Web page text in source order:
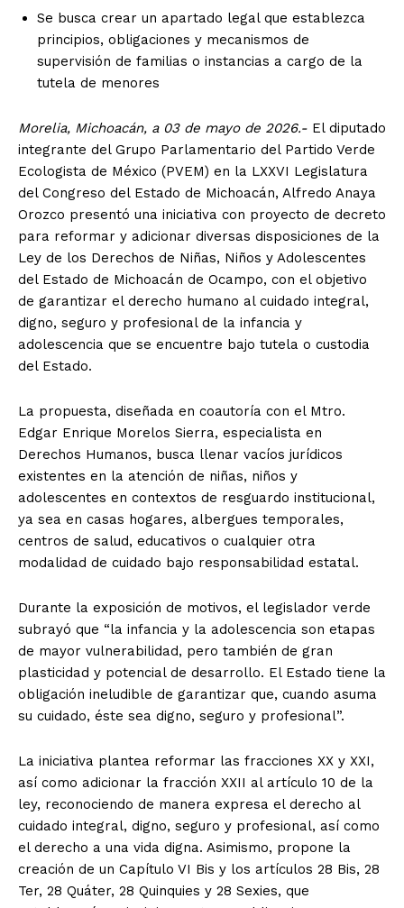
Se busca crear un apartado legal que establezca
principios, obligaciones y mecanismos de
supervisión de familias o instancias a cargo de la
tutela de menores
Morelia, Michoacán, a 03 de mayo de 2026.- El diputado
integrante del Grupo Parlamentario del Partido Verde
Ecologista de México (PVEM) en la LXXVI Legislatura
del Congreso del Estado de Michoacán, Alfredo Anaya
Orozco presentó una iniciativa con proyecto de decreto
para reformar y adicionar diversas disposiciones de la
Ley de los Derechos de Niñas, Niños y Adolescentes
del Estado de Michoacán de Ocampo, con el objetivo
de garantizar el derecho humano al cuidado integral,
digno, seguro y profesional de la infancia y
adolescencia que se encuentre bajo tutela o custodia
del Estado.
La propuesta, diseñada en coautoría con el Mtro.
Edgar Enrique Morelos Sierra, especialista en
Derechos Humanos, busca llenar vacíos jurídicos
existentes en la atención de niñas, niños y
adolescentes en contextos de resguardo institucional,
ya sea en casas hogares, albergues temporales,
centros de salud, educativos o cualquier otra
modalidad de cuidado bajo responsabilidad estatal.
Durante la exposición de motivos, el legislador verde
subrayó que “la infancia y la adolescencia son etapas
de mayor vulnerabilidad, pero también de gran
plasticidad y potencial de desarrollo. El Estado tiene la
obligación ineludible de garantizar que, cuando asuma
su cuidado, éste sea digno, seguro y profesional”.
La iniciativa plantea reformar las fracciones XX y XXI,
así como adicionar la fracción XXII al artículo 10 de la
ley, reconociendo de manera expresa el derecho al
cuidado integral, digno, seguro y profesional, así como
el derecho a una vida digna. Asimismo, propone la
creación de un Capítulo VI Bis y los artículos 28 Bis, 28
Ter, 28 Quáter, 28 Quinquies y 28 Sexies, que